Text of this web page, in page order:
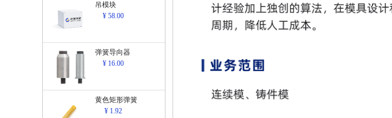
吊模块
¥ 58.00
弹簧导向器
¥ 16.00
黄色矩形弹簧
¥ 1.92